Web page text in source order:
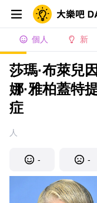
個人 新
莎瑪·布萊兒
娜·雅柏蓋特
症
人
- -